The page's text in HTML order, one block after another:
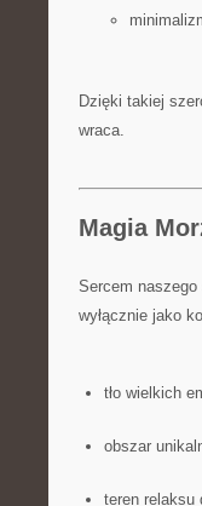
Dzięki takiej
wraca.
Magia
Sercem
wyłącznie jako
tło wielkich
obszar
teren relaksu